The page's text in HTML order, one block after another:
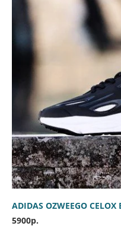
ADIDAS OZWEEGO CELOX
5900р.